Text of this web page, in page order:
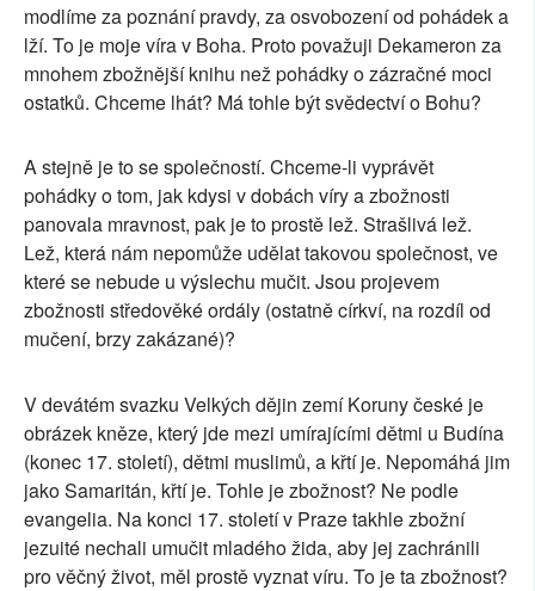
modlíme za poznání pravdy, za osvobození od pohádek a
lží. To je moje víra v Boha. Proto považuji Dekameron za
mnohem zbožnější knihu než pohádky o zázračné moci
ostatků. Chceme lhát? Má tohle být svědectví o Bohu?
A stejně je to se společností. Chceme-li vyprávět
pohádky o tom, jak kdysi v dobách víry a zbožnosti
panovala mravnost, pak je to prostě lež. Strašlivá lež.
Lež, která nám nepomůže udělat takovou společnost, ve
které se nebude u výslechu mučit. Jsou projevem
zbožnosti středověké ordály (ostatně církví, na rozdíl od
mučení, brzy zakázané)?
V devátém svazku Velkých dějin zemí Koruny české je
obrázek kněze, který jde mezi umírajícími dětmi u Budína
(konec 17. století), dětmi muslimů, a křtí je. Nepomáhá jim
jako Samaritán, křtí je. Tohle je zbožnost? Ne podle
evangelia. Na konci 17. století v Praze takhle zbožní
jezuité nechali umučit mladého žida, aby jej zachránili
pro věčný život, měl prostě vyznat víru. To je ta zbožnost?